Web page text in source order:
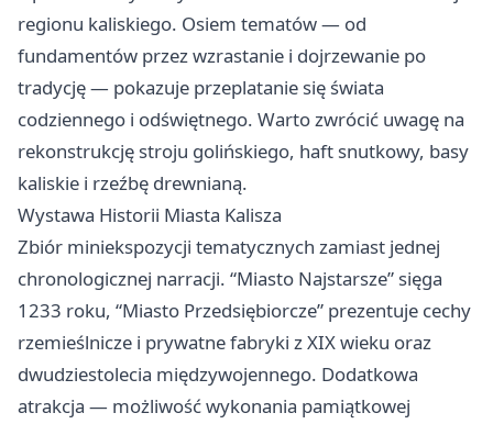
regionu kaliskiego. Osiem tematów — od
fundamentów przez wzrastanie i dojrzewanie po
tradycję — pokazuje przeplatanie się świata
codziennego i odświętnego. Warto zwrócić uwagę na
rekonstrukcję stroju golińskiego, haft snutkowy, basy
kaliskie i rzeźbę drewnianą.
Wystawa Historii Miasta Kalisza
Zbiór miniekspozycji tematycznych zamiast jednej
chronologicznej narracji. “Miasto Najstarsze” sięga
1233 roku, “Miasto Przedsiębiorcze” prezentuje cechy
rzemieślnicze i prywatne fabryki z XIX wieku oraz
dwudziestolecia międzywojennego. Dodatkowa
atrakcja — możliwość wykonania pamiątkowej